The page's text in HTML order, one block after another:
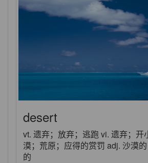
desert
vt. 遗弃；放弃；逃跑 vi. 遗弃；开
漠；荒原；应得的赏罚 adj. 沙漠
的